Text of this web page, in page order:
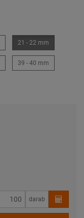
21 - 22 mm
39 - 40 mm
darab